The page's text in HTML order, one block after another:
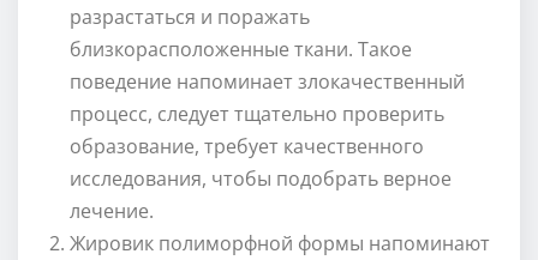
разрастаться и поражать
близкорасположенные ткани. Такое
поведение напоминает злокачественный
процесс, следует тщательно проверить
образование, требует качественного
исследования, чтобы подобрать верное
лечение.
Жировик полиморфной формы напоминают